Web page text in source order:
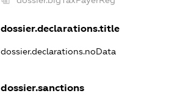
dossier.declarations.title
dossier.declarations.noData
dossier.sanctions